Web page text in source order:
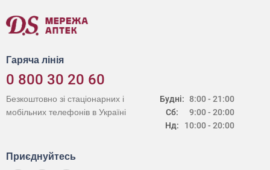
Гаряча лінія
0 800 30 20 60
Будні:
Сб:
Нд:
8:00 - 21:00
9:00 - 20:00
10:00 - 20:00
Безкоштовно зі стаціонарних і
мобільних телефонів в Україні
Приєднуйтесь